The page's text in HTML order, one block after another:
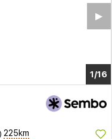
1/12
▶︎
225km